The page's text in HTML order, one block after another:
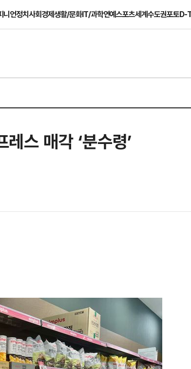
니언정치사회경제생활/문화IT/과학연예스포츠세계수도권포토D-
스 매각 ‘분수령’